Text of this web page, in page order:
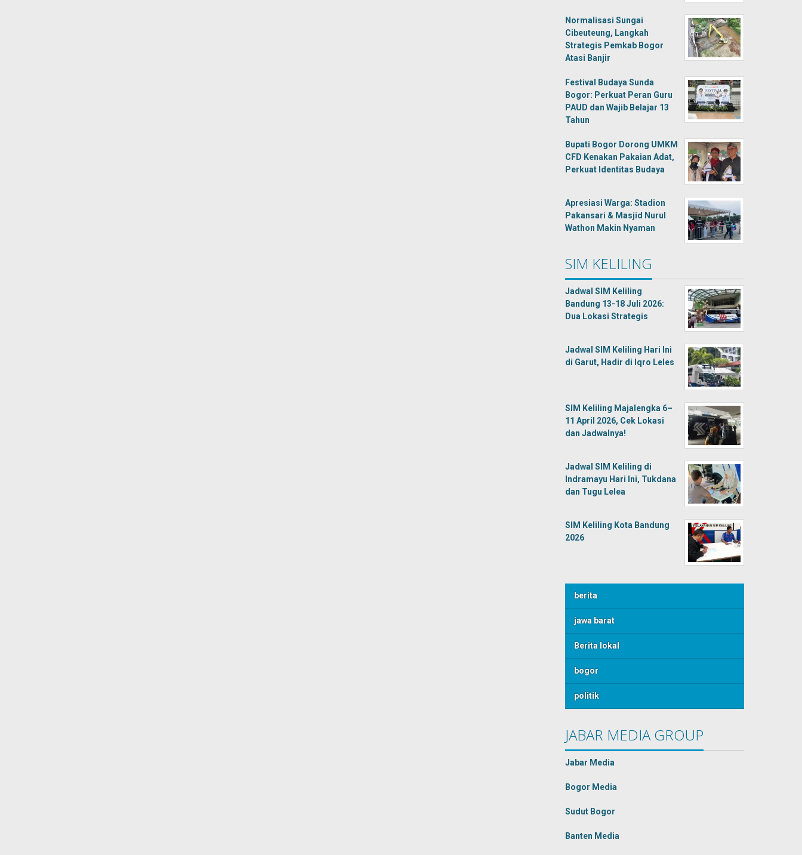
Normalisasi Sungai
Cibeuteung, Langkah
Strategis Pemkab Bogor
Atasi Banjir
Festival Budaya Sunda
Bogor: Perkuat Peran Guru
PAUD dan Wajib Belajar 13
Tahun
Bupati Bogor Dorong UMKM
CFD Kenakan Pakaian Adat,
Perkuat Identitas Budaya
Apresiasi Warga: Stadion
Pakansari & Masjid Nurul
Wathon Makin Nyaman
SIM KELILING
Jadwal SIM Keliling
Bandung 13-18 Juli 2026:
Dua Lokasi Strategis
Jadwal SIM Keliling Hari Ini
di Garut, Hadir di Iqro Leles
SIM Keliling Majalengka 6–
11 April 2026, Cek Lokasi
dan Jadwalnya!
Jadwal SIM Keliling di
Indramayu Hari Ini, Tukdana
dan Tugu Lelea
SIM Keliling Kota Bandung
2026
berita
jawa barat
Berita lokal
bogor
politik
JABAR MEDIA GROUP
Jabar Media
Bogor Media
Sudut Bogor
Banten Media